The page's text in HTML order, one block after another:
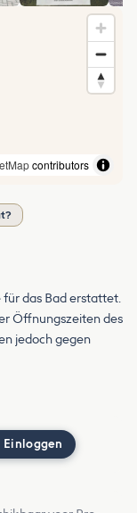
contributors
das Bad erstattet.
Öffnungszeiten des
jedoch gegen
Einloggen